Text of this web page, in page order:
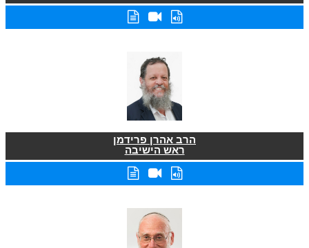
הרב אהרן פרידמן
ראש הישיבה